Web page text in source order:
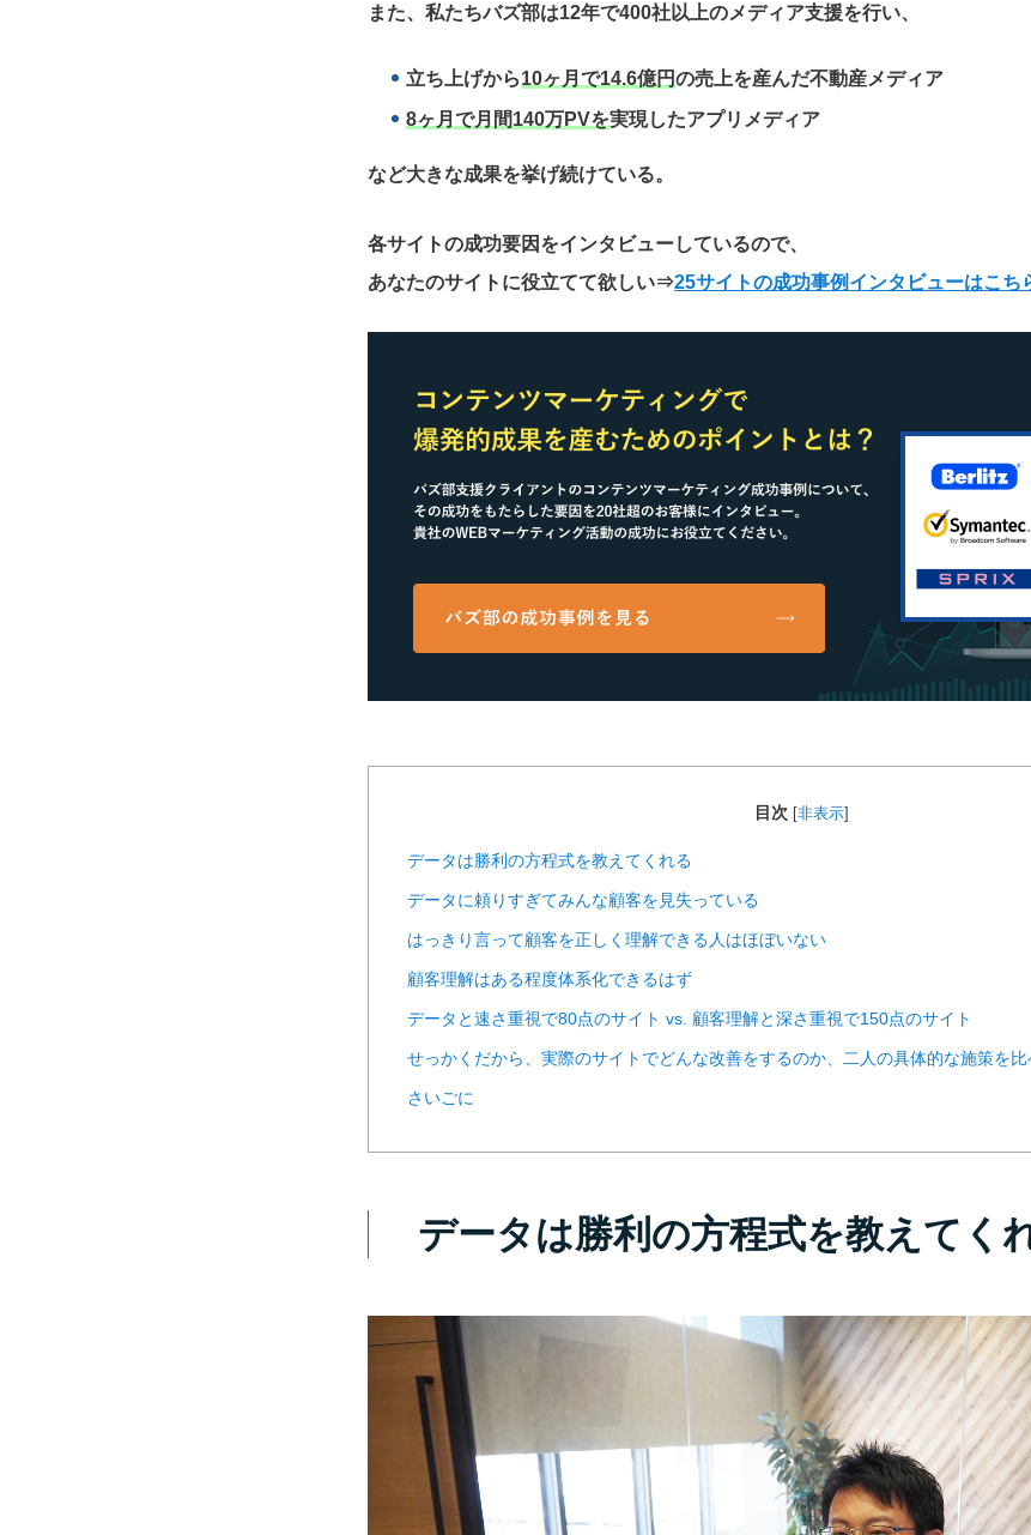
また、私たちバズ部は12年で400社以上のメディア支援を行い、
立ち上げから10ヶ月で14.6億円の売上を産んだ不動産メディア
8ヶ月で月間140万PVを実現したアプリメディア
など大きな成果を挙げ続けている。
各サイトの成功要因をインタビューしているので、
あなたのサイトに役立てて欲しい⇒25サイトの成功事例インタビューはこち
目次 非表示]
データは勝利の方程式を教えてくれる
データに頼りすぎてみんな顧客を見失っている
はっきり言って顧客を正しく理解できる人はほぼいない
顧客理解はある程度体系化できるはず
データと速さ重視で80点のサイト vs. 顧客理解と深さ重視で150点のサイト
せっかくだから、実際のサイトでどんな改善をするのか、二人の具体的な施策を比
さいごに
データは勝利の方程式を教えてく